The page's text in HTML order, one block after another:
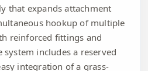
that expands attachment
hookup of multiple
reinforced fittings and
includes a reserved
integration of a grass-